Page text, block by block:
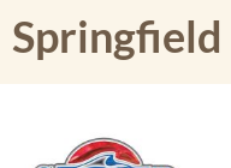
Springfield